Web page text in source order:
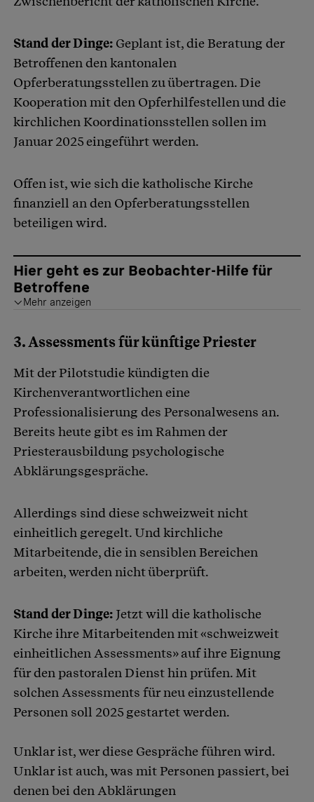
Stand der Dinge: Geplant ist, die Beratung der
Betroffenen den kantonalen
Opferberatungsstellen zu übertragen. Die
Kooperation mit den Opferhilfestellen und die
kirchlichen Koordinationsstellen sollen im
Januar 2025 eingeführt werden.
Offen ist, wie sich die katholische Kirche
finanziell an den Opferberatungsstellen
beteiligen wird.
Hier geht es zur Beobachter-Hilfe für
Betroffene
Mehr anzeigen
3. Assessments für künftige Priester
Mit der Pilotstudie kündigten die
Kirchenverantwortlichen eine
Professionalisierung des Personalwesens an.
Bereits heute gibt es im Rahmen der
Priesterausbildung psychologische
Abklärungsgespräche.
Allerdings sind diese schweizweit nicht
einheitlich geregelt. Und kirchliche
Mitarbeitende, die in sensiblen Bereichen
arbeiten, werden nicht überprüft.
Stand der Dinge: Jetzt will die katholische
Kirche ihre Mitarbeitenden mit «schweizweit
einheitlichen Assessments» auf ihre Eignung
für den pastoralen Dienst hin prüfen. Mit
solchen Assessments für neu einzustellende
Personen soll 2025 gestartet werden.
Unklar ist, wer diese Gespräche führen wird.
Unklar ist auch, was mit Personen passiert, bei
denen bei den Abklärungen